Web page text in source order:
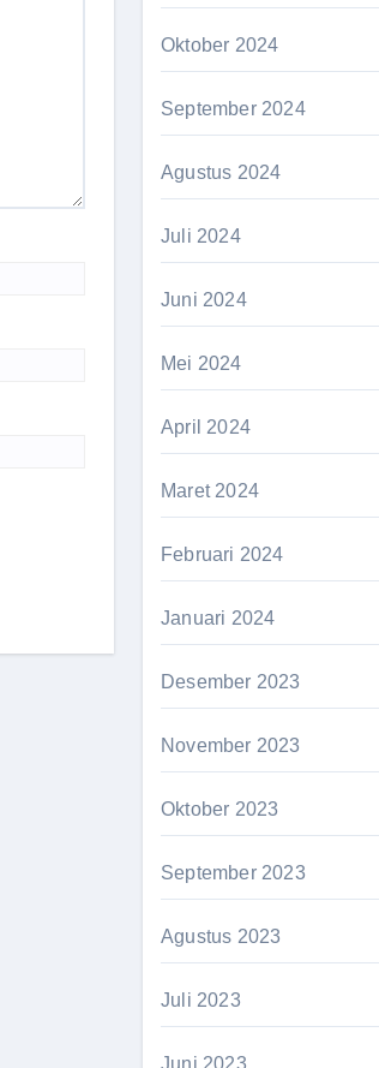
Oktober 2024
September 2024
Agustus 2024
Juli 2024
Juni 2024
Mei 2024
April 2024
Maret 2024
Februari 2024
Januari 2024
Desember 2023
November 2023
Oktober 2023
September 2023
Agustus 2023
Juli 2023
Juni 2023